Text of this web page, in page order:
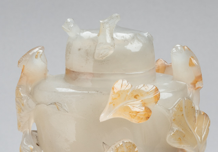
MUSÉE DUBOCAGE DE BLÉVILLE